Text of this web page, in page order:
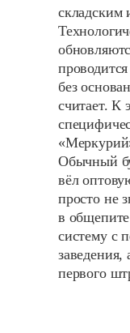
складским
без
считает. К
Обычный
вёл
просто не
в
систему с
заведения,
первого